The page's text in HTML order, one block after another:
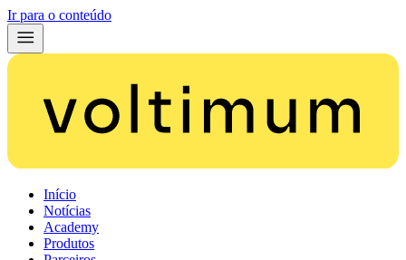
Ir para o conteúdo
Início
Notícias
Academy
Produtos